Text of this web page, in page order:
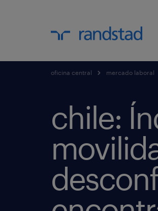
oficina central mercado laboral
chile: